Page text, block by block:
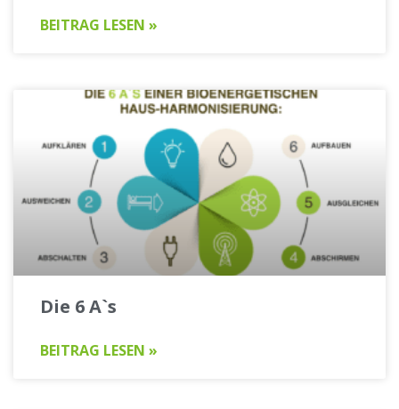
BEITRAG LESEN »
Die 6 A`s
BEITRAG LESEN »